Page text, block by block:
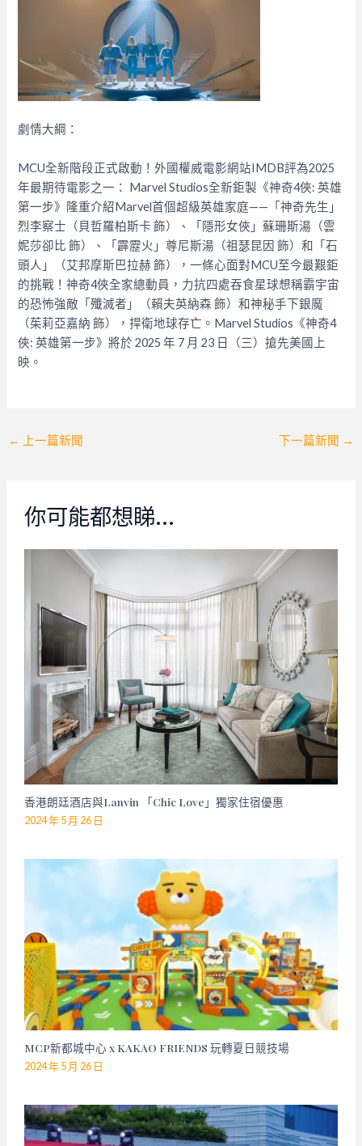
劇情大綱：
MCU全新階段正式啟動！外國權威電影網站IMDB評為2025
年最期待電影之一： Marvel Studios全新鉅製《神奇4俠: 英雄
第一步》隆重介紹Marvel首個超級英雄家庭——「神奇先生」
烈李察士（貝哲羅柏斯卡 飾）、「隱形女俠」蘇珊斯湯（雲
妮莎卻比 飾）、「霹靂火」尊尼斯湯（祖瑟昆因 飾）和「石
頭人」（艾邦摩斯巴拉赫 飾），一條心面對MCU至今最艱鉅
的挑戰！神奇4俠全家總動員，力抗四處吞食星球想稱霸宇宙
的恐怖強敵「殲滅者」（賴夫英納森 飾）和神秘手下銀魔
（茱莉亞嘉納 飾），捍衛地球存亡。Marvel Studios《神奇4
俠: 英雄第一步》將於 2025 年 7 月 23 日（三）搶先美國上
映。
Post
← 上一篇新聞 下一篇新聞 →
你可能都想睇…
香港朗廷酒店與Lanvin 「Chic Love」獨家住宿優惠
2024 年 5 月 26 日
MCP新都城中心 x KAKAO FRIENDS 玩轉夏日競技場
2024 年 5 月 26 日